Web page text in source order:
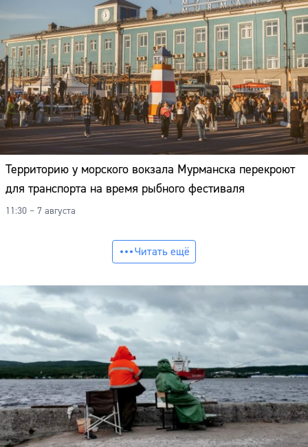
Территорию у морского вокзала Мурманска перекроют
для транспорта на время рыбного фестиваля
11:30 – 7 августа
Читать ещё